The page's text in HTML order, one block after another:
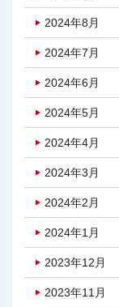
2024年8月
2024年7月
2024年6月
2024年5月
2024年4月
2024年3月
2024年2月
2024年1月
2023年12月
2023年11月